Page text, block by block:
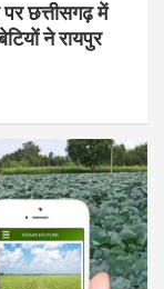
पर छत्तीसगढ़ में
ने रायपुर